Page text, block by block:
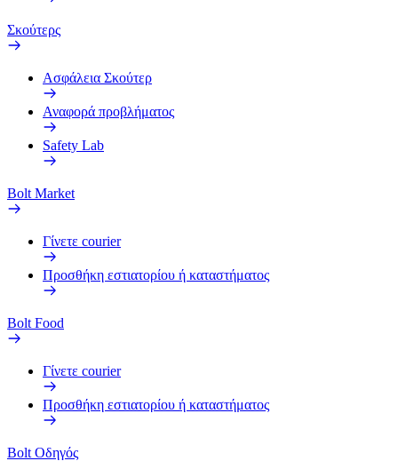
Σκούτερς
Ασφάλεια Σκούτερ
Αναφορά προβλήματος
Safety Lab
Bolt Market
Γίνετε courier
Προσθήκη εστιατορίου ή καταστήματος
Bolt Food
Γίνετε courier
Προσθήκη εστιατορίου ή καταστήματος
Bolt Οδηγός